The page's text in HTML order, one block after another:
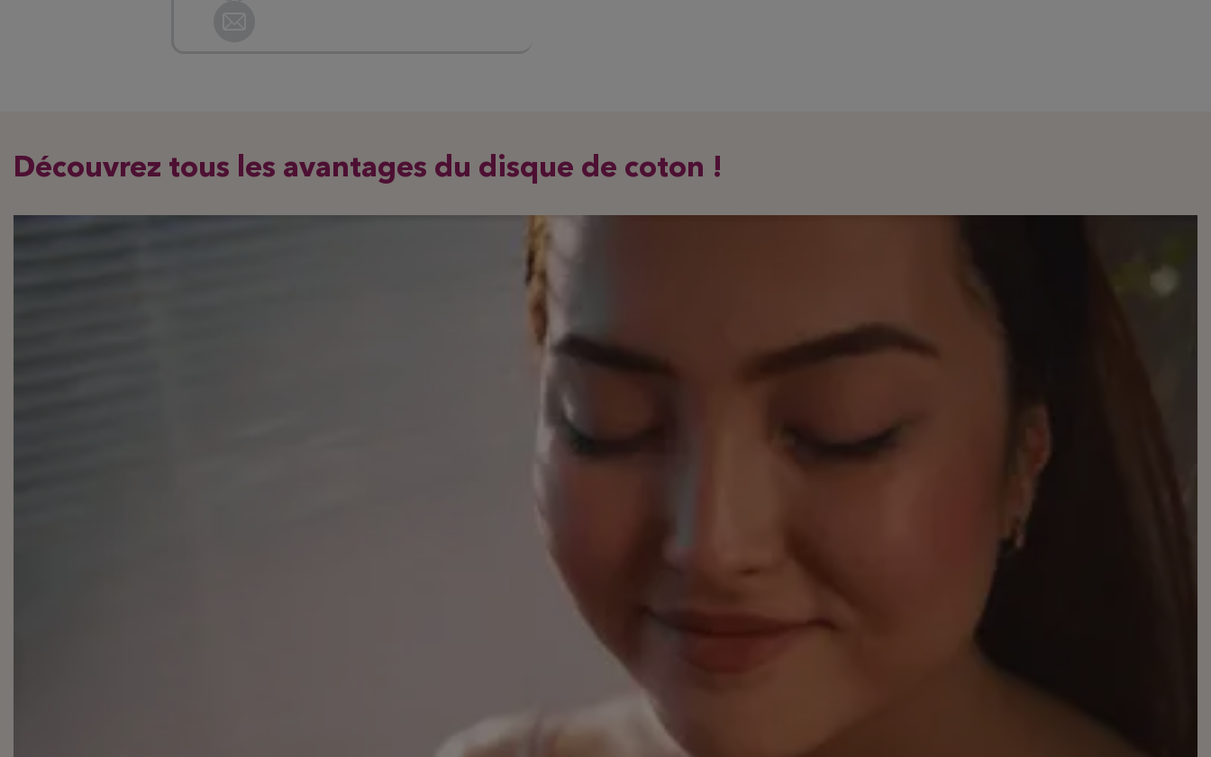
Découvrez tous les avantages du disque de coton !